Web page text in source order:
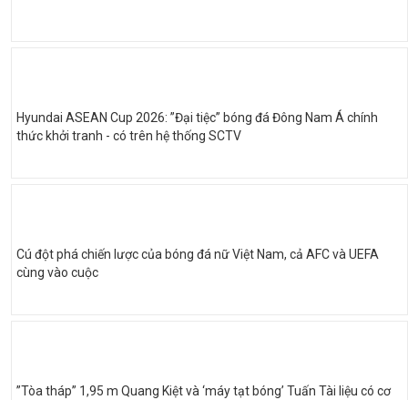
Hyundai ASEAN Cup 2026: ”Đại tiệc” bóng đá Đông Nam Á chính
thức khởi tranh - có trên hệ thống SCTV
Cú đột phá chiến lược của bóng đá nữ Việt Nam, cả AFC và UEFA
cùng vào cuộc
”Tòa tháp” 1,95 m Quang Kiệt và ‘máy tạt bóng’ Tuấn Tài liệu có cơ